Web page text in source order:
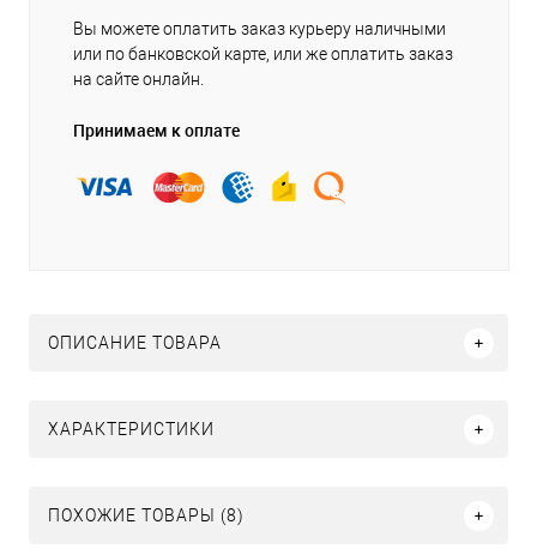
Вы можете оплатить заказ курьеру наличными
или по банковской карте, или же оплатить заказ
на сайте онлайн.
Принимаем к оплате
ОПИСАНИЕ ТОВАРА
ХАРАКТЕРИСТИКИ
ПОХОЖИЕ ТОВАРЫ (8)